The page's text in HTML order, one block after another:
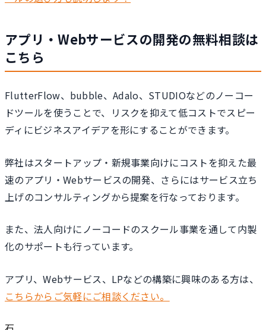
アプリ・Webサービスの開発の無料相談は
こちら
FlutterFlow、bubble、Adalo、STUDIOなどのノーコー
ドツールを使うことで、リスクを抑えて低コストでスピー
ディにビジネスアイデアを形にすることができます。
弊社はスタートアップ・新規事業向けにコストを抑えた最
速のアプリ・Webサービスの開発、さらにはサービス立ち
上げのコンサルティングから提案を行なっております。
また、法人向けにノーコードのスクール事業を通して内製
化のサポートも行っています。
アプリ、Webサービス、LPなどの構築に興味のある方は、
こちらからご気軽にご相談ください。